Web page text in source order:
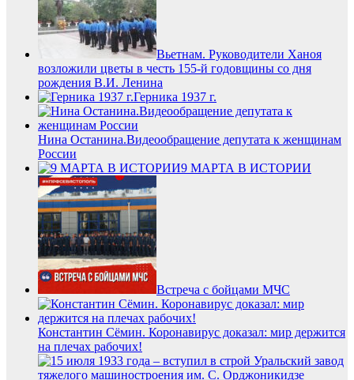
Вьетнам. Руководители Ханоя
возложили цветы в честь 155-й годовщины со дня
рождения В.И. Ленина
Герника 1937 г.
Нина Останина.Видеообращение депутата к женщинам
России
9 МАРТА В ИСТОРИИ
Встреча с бойцами МЧС
Константин Сёмин. Коронавирус доказал: мир держится
на плечах рабочих!